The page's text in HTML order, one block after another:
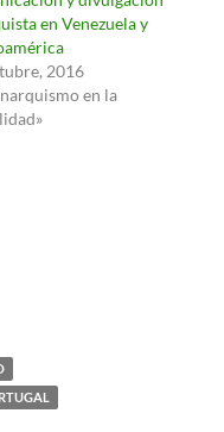
en Venezuela y
2016
en la